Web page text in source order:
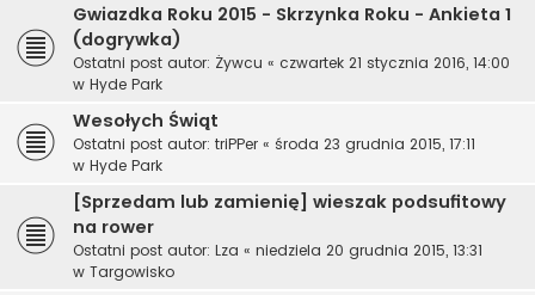
Gwiazdka Roku 2015 - Skrzynka Roku - Ankieta 1
(dogrywka)
Ostatni post autor: Żywcu « czwartek 21 stycznia 2016, 14:00
w Hyde Park
Wesołych Świąt
Ostatni post autor: triPPer « środa 23 grudnia 2015, 17:11
w Hyde Park
[Sprzedam lub zamienię] wieszak podsufitowy
na rower
Ostatni post autor: Lza « niedziela 20 grudnia 2015, 13:31
w Targowisko